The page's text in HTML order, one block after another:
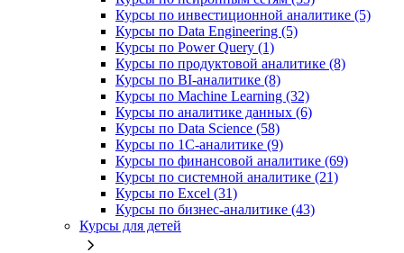
Курсы по инвестиционной аналитике (5)
Курсы по Data Engineering (5)
Курсы по Power Query (1)
Курсы по продуктовой аналитике (8)
Курсы по BI‑аналитике (8)
Курсы по Machine Learning (32)
Курсы по аналитике данных (6)
Курсы по Data Science (58)
Курсы по 1С‑аналитике (9)
Курсы по финансовой аналитике (69)
Курсы по системной аналитике (21)
Курсы по Excel (31)
Курсы по бизнес‑аналитике (43)
Курсы для детей